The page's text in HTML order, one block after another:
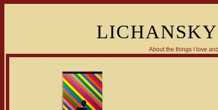
About the things I love